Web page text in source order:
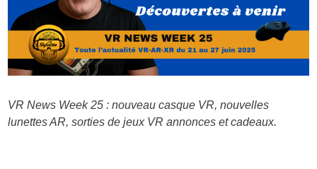
VR News Week 25 : nouveau casque VR, nouvelles
lunettes AR, sorties de jeux VR annonces et cadeaux.